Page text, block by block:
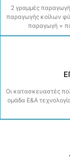
2 γραμμές
παραγωγής κοίλων
παραγωγή +
Οι κατασκευαστές
ομάδα Ε&Α